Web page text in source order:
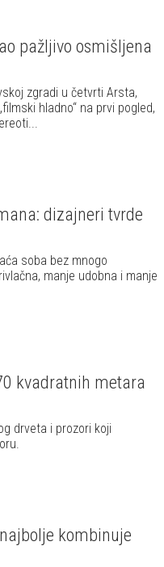
pažljivo osmišljena
zgradi u četvrti Arsta,
hladno“ na prvi pogled,
dizajneri tvrde
soba bez mnogo
manje udobna i manje
kvadratnih metara
drveta i prozori koji
kombinuje